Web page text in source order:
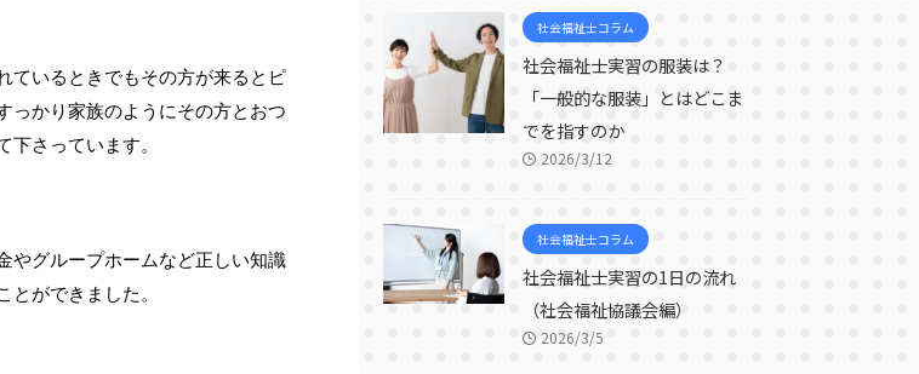
ているときでもその方が来るとピ
っかり家族のようにその方とおつ
さっています。
やグループホームなど正しい知識
ができました。
社会福祉士コラム
社会福祉士実習の服装は？
「一般的な服装」とはどこま
でを指すのか
2026/3/12
社会福祉士コラム
社会福祉士実習の1日の流れ
（社会福祉協議会編）
2026/3/5